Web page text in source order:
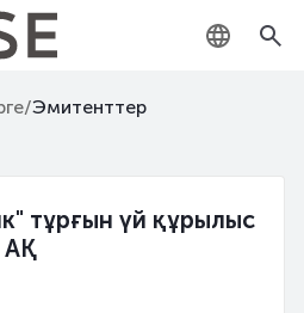
EN
/Эмитенттер
тұрғын үй құрылыс
АҚ